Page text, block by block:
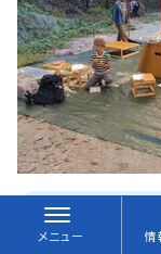
回遊性向上
メニュー 情